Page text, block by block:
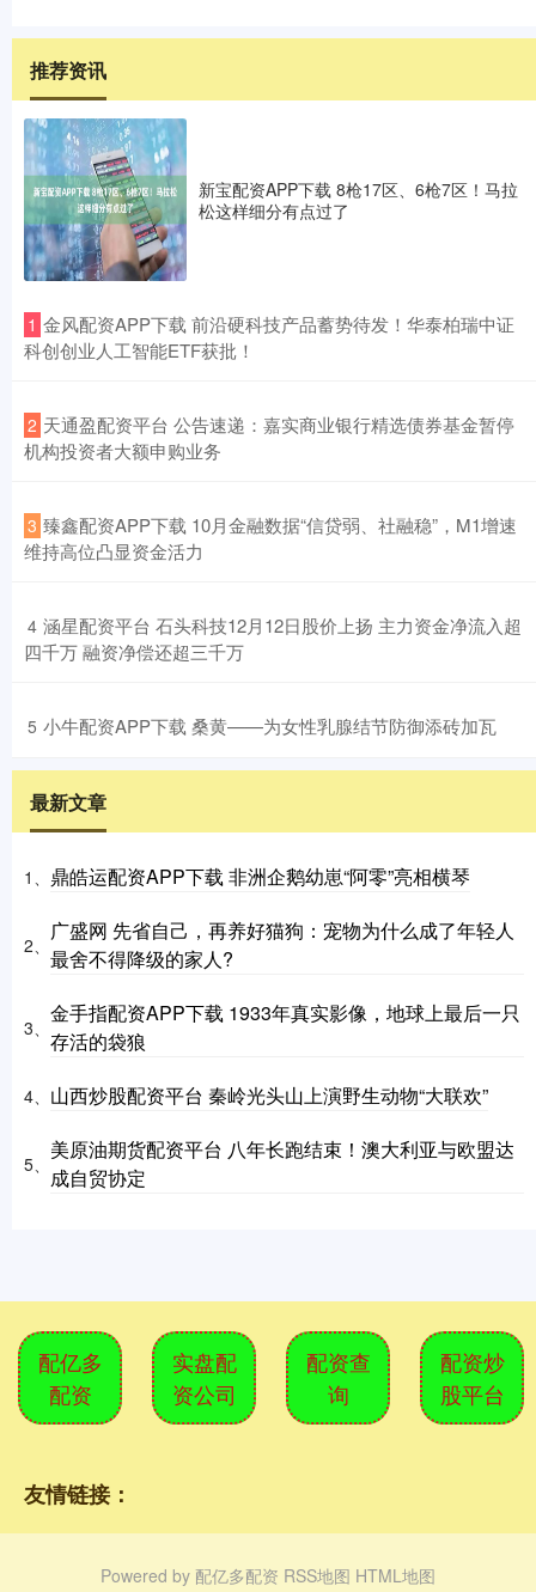
推荐资讯
新宝配资APP下载 8枪17区、6枪7区！马拉
松这样细分有点过了
1 ​金风配资APP下载 前沿硬科技产品蓄势待发！华泰柏瑞中证
科创创业人工智能ETF获批！
2 ​天通盈配资平台 公告速递：嘉实商业银行精选债券基金暂停
机构投资者大额申购业务
3 ​臻鑫配资APP下载 10月金融数据“信贷弱、社融稳”，M1增速
维持高位凸显资金活力
4 ​涵星配资平台 石头科技12月12日股价上扬 主力资金净流入超
四千万 融资净偿还超三千万
5 ​小牛配资APP下载 桑黄——为女性乳腺结节防御添砖加瓦
最新文章
1、 鼎皓运配资APP下载 非洲企鹅幼崽“阿零”亮相横琴
2、
广盛网 先省自己，再养好猫狗：宠物为什么成了年轻人
最舍不得降级的家人?
3、
金手指配资APP下载 1933年真实影像，地球上最后一只
存活的袋狼
4、 山西炒股配资平台 秦岭光头山上演野生动物“大联欢”
5、
美原油期货配资平台 八年长跑结束！澳大利亚与欧盟达
成自贸协定
配亿多
配资
实盘配
资公司
配资查
询
配资炒
股平台
友情链接：
Powered by 配亿多配资 RSS地图 HTML地图